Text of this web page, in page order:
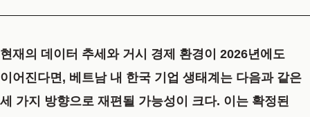
현재의 데이터 추세와 거시 경제 환경이 2026년에도
이어진다면, 베트남 내 한국 기업 생태계는 다음과 같은
세 가지 방향으로 재편될 가능성이 크다. 이는 확정된